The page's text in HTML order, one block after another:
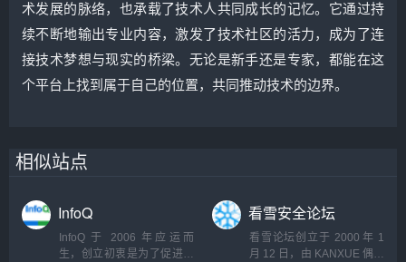
术发展的脉络，也承载了技术人共同成长的记忆。它通过持
续不断地输出专业内容，激发了技术社区的活力，成为了连
接技术梦想与现实的桥梁。无论是新手还是专家，都能在这
个平台上找到属于自己的位置，共同推动技术的边界。
相似站点
InfoQ
InfoQ 于 2006 年应运而
生，创立初衷是为了促进软
看雪安全论坛
看雪论坛创立于 2000 年 1
月 12 日，由 KANXUE 偶然